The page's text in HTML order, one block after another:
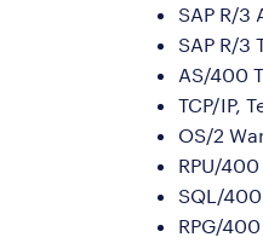
SAP R/3
SAP R/3
AS/400
TCP/IP,
OS/2
RPU/
SQL/
RPG/